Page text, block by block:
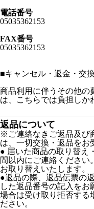
電話番号
05035362153
FAX番号
05035362153
■キャンセル・返金・交
商品利用に伴うその他の
は、こちらでは負担しか
返品について
※ご連絡なきご返品及び
は、一切交換・返品をお
● 届いた商品の取り替え
間以内にご連絡ください
お取り替えいたします。
●返品の際、返品伝票の
した返品番号の記入をお
場合は受け取り拒否する
ださい。